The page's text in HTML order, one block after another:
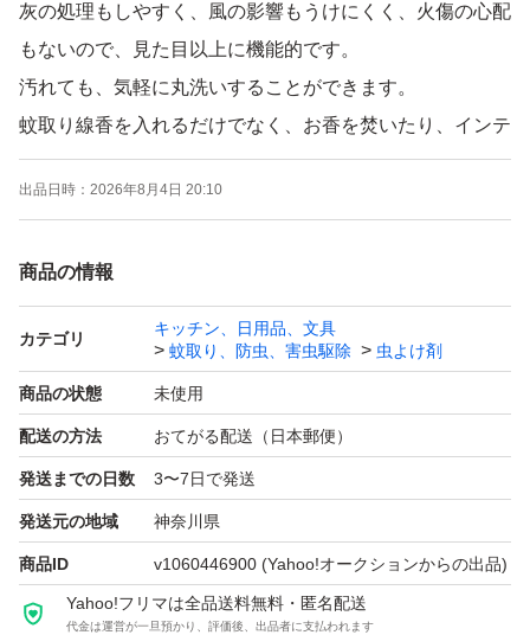
灰の処理もしやすく、風の影響もうけにくく、火傷の心配
もないので、見た目以上に機能的です。
汚れても、気軽に丸洗いすることができます。
蚊取り線香を入れるだけでなく、お香を焚いたり、インテ
リア、小物入れとしてもいいです。
北欧テイストなデザイン
直接渡しや発送の変更等には対応できませんのでよろしく
お願いします。
出品日時： 2026年8月4日 20:10
商品の情報
カテゴリ
キッチン、日用品、文具
蚊取り、防虫、害虫駆除
虫よけ剤
商品の状態 未使用
配送の方法 おてがる配送（日本郵便）
発送までの日数 3〜7日で発送
発送元の地域 神奈川県
商品ID v1060446900 (Yahoo!オークションからの出品)
Yahoo!フリマは全品送料無料・匿名配送
代金は運営が一旦預かり、評価後、出品者に支払われます